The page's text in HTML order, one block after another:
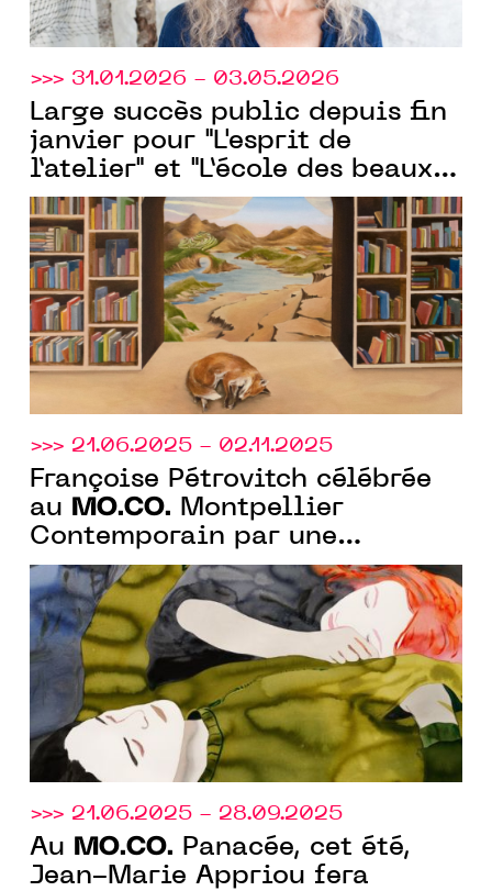
>>> 31.01.2026 - 03.05.2026
Large succès public depuis fin
janvier pour "L'esprit de
l’atelier" et "L’école des beaux-
arts de Montpellier", les deux
expositions portées par le
MO.CO.
>>> 21.06.2025 - 02.11.2025
Françoise Pétrovitch célébrée
au MO.CO. Montpellier
Contemporain par une
monographie de 130 œuvres.
>>> 21.06.2025 - 28.09.2025
Au MO.CO. Panacée, cet été,
Jean-Marie Appriou fera